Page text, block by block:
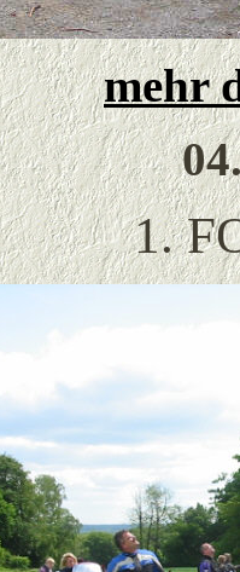
mehr
1.